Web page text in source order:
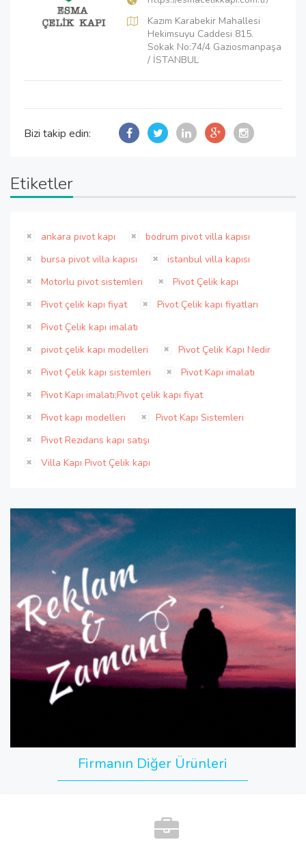
Kazım Karabekir Mahallesi
Hekimsuyu Caddesi 815.
Sokak No:74/4 Gaziosmanpaşa
/ İSTANBUL
Bizi takip edin:
Etiketler
ankara pivot kapı
bodrum pivot villa kapısı
bursa pivot villa kapısı
istanbul villa kapısı
Motorlu pivot sistemleri
Pivot Çelik kapı
Pivot çelik kapı fiyat
Pivot Çelik kapı fiyatları
Pivot Çelik kapı imalatı
pivot çelik kapı modelleri
Pivot Çelik Kapı Nedir
Pivot Çelik kapı sistemleri
Pivot Kapı imalatı
Pivot Kapı imalatı;Pivot çelik kapı fiyat
Pivot kapı modelleri
Pivot Kapı Sistemleri
Pivot Rezidans kapı satışı
Villa Kapı Pivot Çelik kapı
Firmanın Diğer Ürünleri